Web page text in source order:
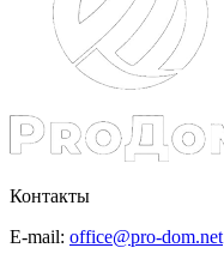
Контакты
E-mail: office@pro-dom.net